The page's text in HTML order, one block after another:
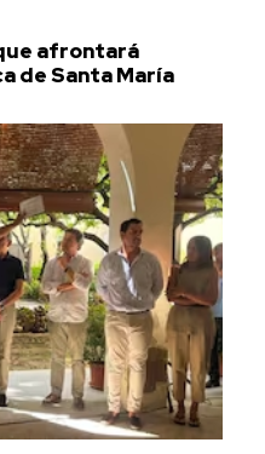
afrontará
de Santa María